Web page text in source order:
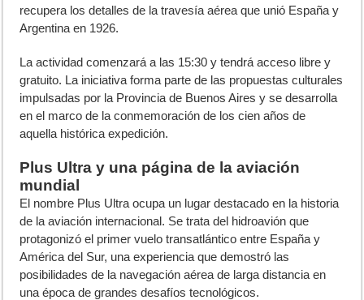
recupera los detalles de la travesía aérea que unió España y
Argentina en 1926.
La actividad comenzará a las 15:30 y tendrá acceso libre y
gratuito. La iniciativa forma parte de las propuestas culturales
impulsadas por la Provincia de Buenos Aires y se desarrolla
en el marco de la conmemoración de los cien años de
aquella histórica expedición.
Plus Ultra y una página de la aviación
mundial
El nombre Plus Ultra ocupa un lugar destacado en la historia
de la aviación internacional. Se trata del hidroavión que
protagonizó el primer vuelo transatlántico entre España y
América del Sur, una experiencia que demostró las
posibilidades de la navegación aérea de larga distancia en
una época de grandes desafíos tecnológicos.